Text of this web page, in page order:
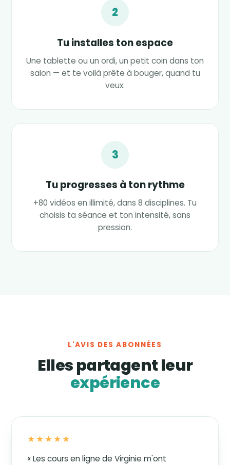
2
Tu installes ton espace
Une tablette ou un ordi, un petit coin dans ton
salon — et te voilà prête à bouger, quand tu
veux.
3
Tu progresses à ton rythme
+80 vidéos en illimité, dans 8 disciplines. Tu
choisis ta séance et ton intensité, sans
pression.
L'AVIS DES ABONNÉES
Elles partagent leur
expérience
★★★★★
« Les cours en ligne de Virginie m'ont